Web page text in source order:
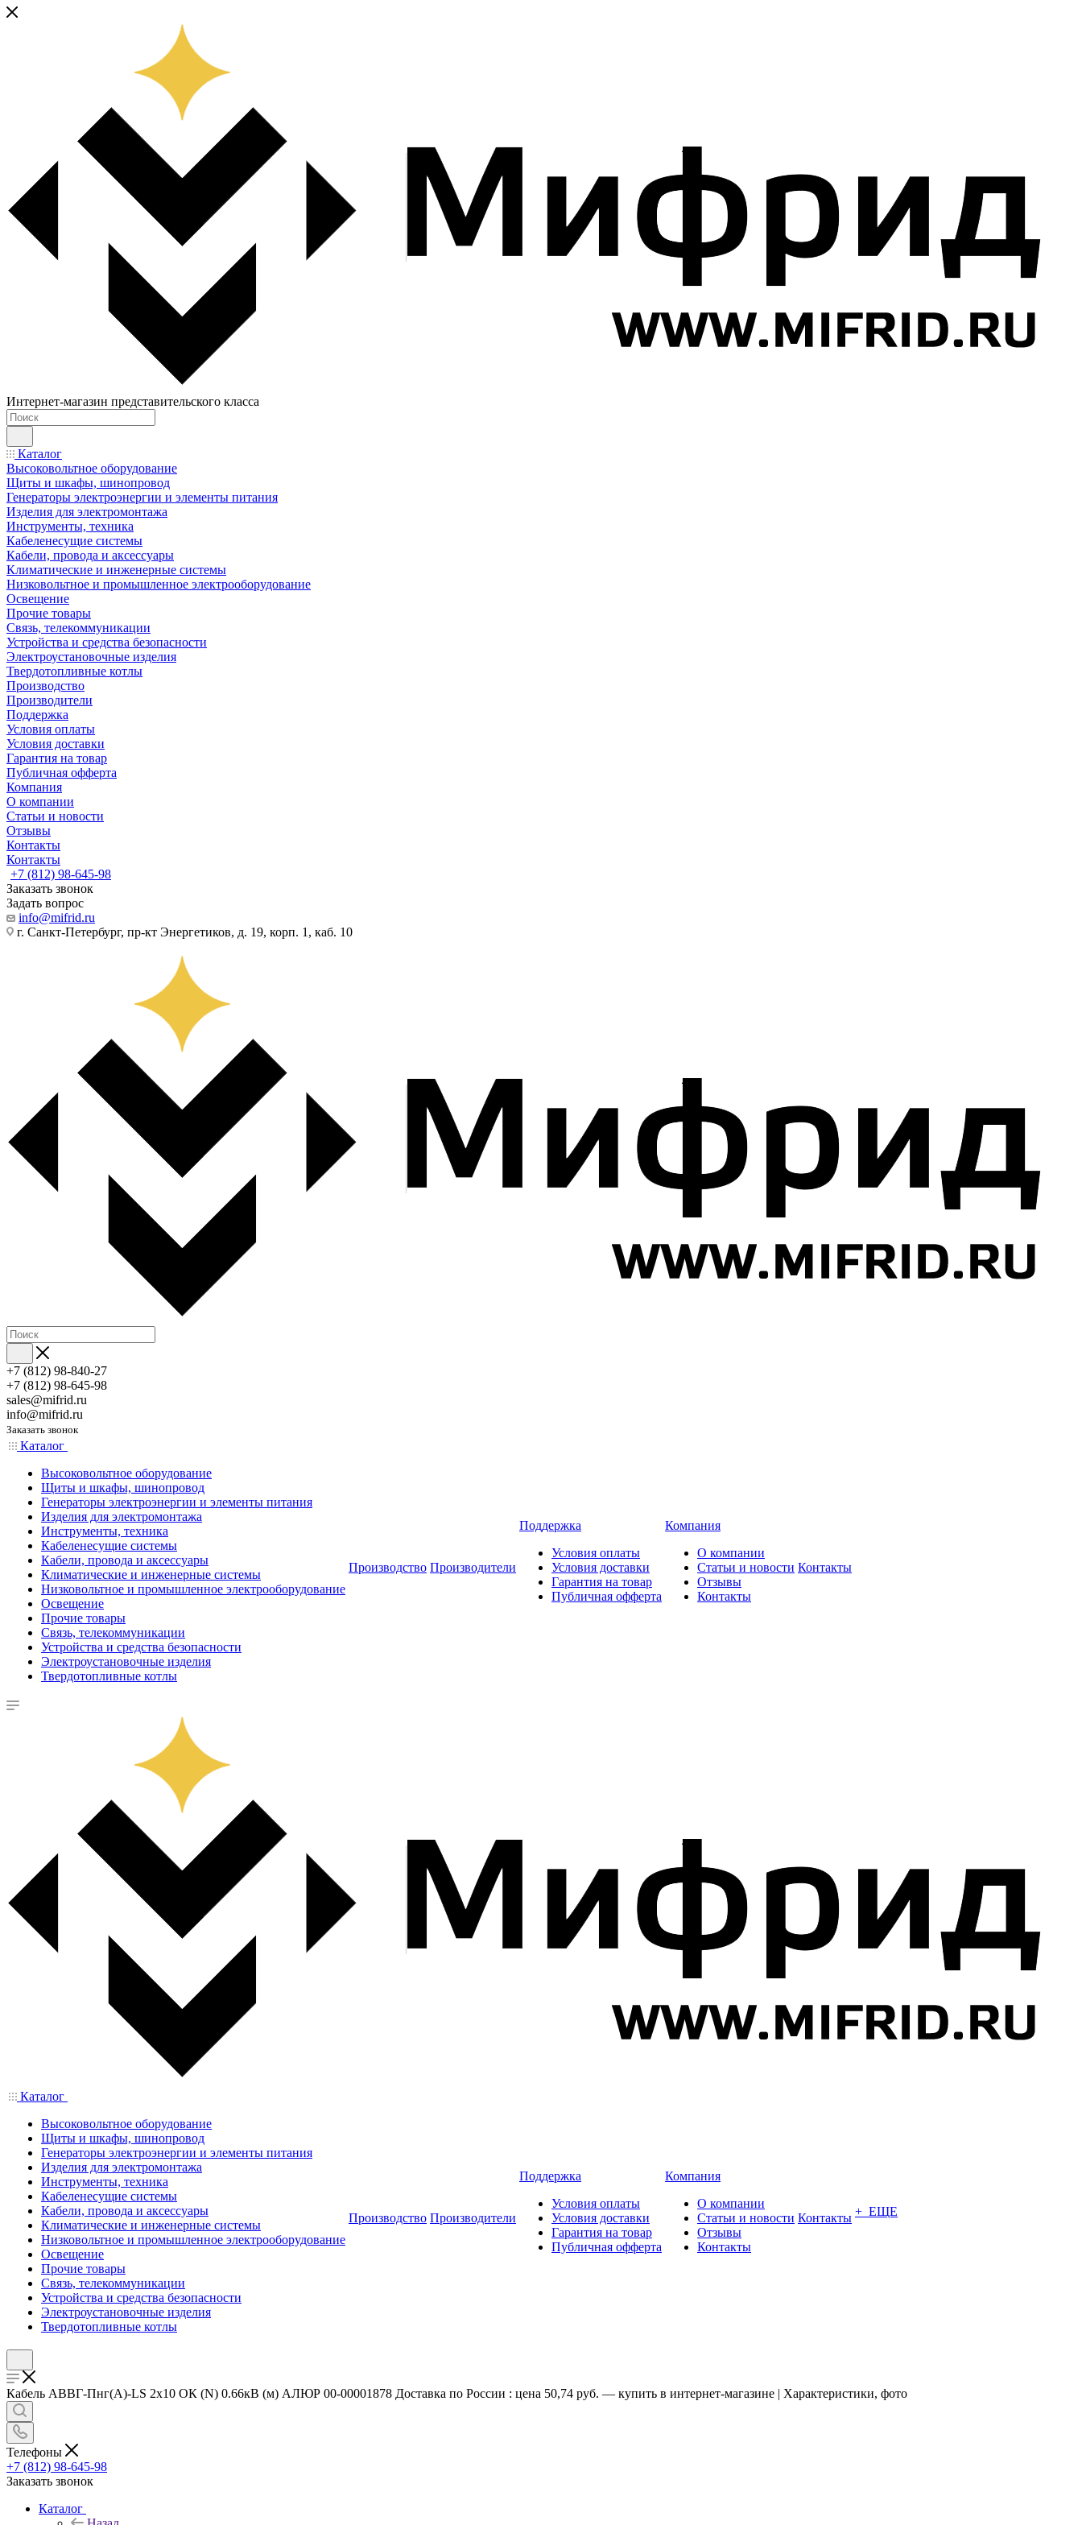
Интернет-магазин представительского класса
Каталог
Высоковольтное оборудование
Щиты и шкафы, шинопровод
Генераторы электроэнергии и элементы питания
Изделия для электромонтажа
Инструменты, техника
Кабеленесущие системы
Кабели, провода и аксессуары
Климатические и инженерные системы
Низковольтное и промышленное электрооборудование
Освещение
Прочие товары
Связь, телекоммуникации
Устройства и средства безопасности
Электроустановочные изделия
Твердотопливные котлы
Производство
Производители
Поддержка
Условия оплаты
Условия доставки
Гарантия на товар
Публичная офферта
Компания
О компании
Статьи и новости
Отзывы
Контакты
Контакты
+7 (812) 98-645-98
Заказать звонок
Задать вопрос
info@mifrid.ru
г. Санкт-Петербург, пр-кт Энергетиков, д. 19, корп. 1, каб. 10
+7 (812) 98-840-27
+7 (812) 98-645-98
sales@mifrid.ru
info@mifrid.ru
Заказать звонок
Каталог
Высоковольтное оборудование
Щиты и шкафы, шинопровод
Генераторы электроэнергии и элементы питания
Изделия для электромонтажа
Инструменты, техника
Кабеленесущие системы
Кабели, провода и аксессуары
Климатические и инженерные системы
Низковольтное и промышленное электрооборудование
Освещение
Прочие товары
Связь, телекоммуникации
Устройства и средства безопасности
Электроустановочные изделия
Твердотопливные котлы
Производство Производители
Поддержка
Условия оплаты
Условия доставки
Гарантия на товар
Публичная офферта
Компания
О компании
Статьи и новости
Отзывы
Контакты
Контакты
Каталог
Высоковольтное оборудование
Щиты и шкафы, шинопровод
Генераторы электроэнергии и элементы питания
Изделия для электромонтажа
Инструменты, техника
Кабеленесущие системы
Кабели, провода и аксессуары
Климатические и инженерные системы
Низковольтное и промышленное электрооборудование
Освещение
Прочие товары
Связь, телекоммуникации
Устройства и средства безопасности
Электроустановочные изделия
Твердотопливные котлы
Производство Производители
Поддержка
Условия оплаты
Условия доставки
Гарантия на товар
Публичная офферта
Компания
О компании
Статьи и новости
Отзывы
Контакты
Контакты + ЕЩЕ
Кабель АВВГ-Пнг(А)-LS 2х10 ОК (N) 0.66кВ (м) АЛЮР 00-00001878 Доставка по России : цена 50,74 руб. — купить в интернет-магазине | Характеристики, фото
Телефоны
+7 (812) 98-645-98
Заказать звонок
Каталог